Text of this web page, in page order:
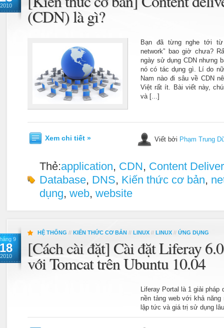
2010
(CDN) là gì?
Bạn đã từng nghe tới từ
network” bao giờ chưa?
ngày sử dụng CDN nhưng
nó có tác dụng gì. Lí do
Nam nào đi sâu về CDN
Việt rất ít. Bài viết này,
và [...]
Xem chi tiết » Viết bởi Phạm Trung
Thẻ:application, CDN, Content
Database, DNS, Kiến thức cơ bản,
dụng, web, website
9
18
2010
HỆ THỐNG // KIẾN THỨC CƠ BẢN // LINUX // LINUX // ỨNG DỤNG
[Cách cài đặt] Cài đặt Liferay
với Tomcat trên Ubuntu 10.04
Liferay Portal là 1 giải pháp
nền tảng web với khả
lập tức và giá trị sử dụng